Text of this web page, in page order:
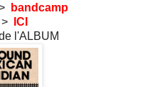
bandcamp
ICI
l'ALBUM